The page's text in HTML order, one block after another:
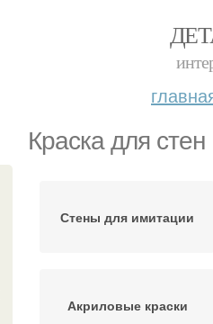
Краска для стен
Стены для имитации
Акриловые краски